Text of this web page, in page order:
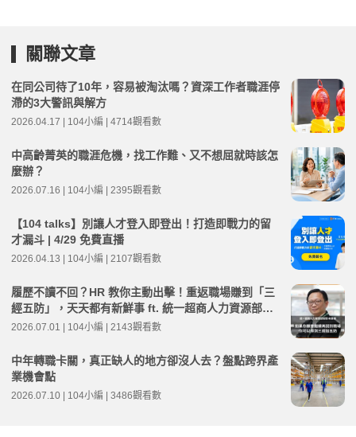
關聯文章
在同公司待了10年，容易被淘汰嗎？資深工作者職涯停
滯的3大警訊與解方
2026.04.17 | 104小編 | 4714觀看數
中高齡菁英的職涯危機，找工作難、又不想屈就時該怎
麼辦？
2026.07.16 | 104小編 | 2395觀看數
【104 talks】別讓人才登入即登出！打造即戰力的留
才漏斗 | 4/29 免費直播
2026.04.13 | 104小編 | 2107觀看數
履歷不讀不回？HR 教你主動出擊！重返職場賺到「三
經五防」，天天都有新鮮事 ft. 統一超商人力資源部經
理 林宸碩 | 高年級不打烊 x 用 AI 點亮第二人生 EP279
2026.07.01 | 104小編 | 2143觀看數
中年轉職卡關，真正缺人的地方卻沒人去？盤點跨界產
業機會點
2026.07.10 | 104小編 | 3486觀看數